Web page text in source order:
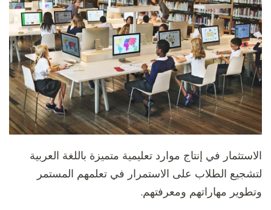
الاستثمار في إنتاج موارد تعليمية متميزة باللغة العربية
لتشجيع الطلاب على الاستمرار في تعلمهم المستمر
وتطوير مهاراتهم ومعرفتهم.